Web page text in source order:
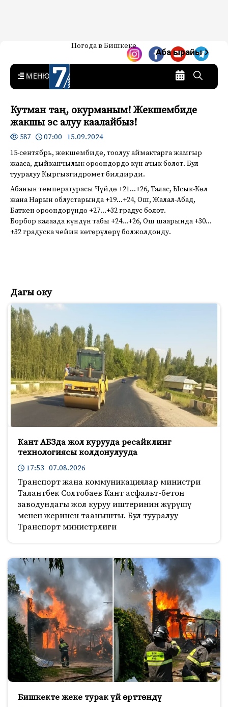
7-канал. Жаңылыктар —
Кыргызстан
Жаңылыктар — Кыргызстан
Погода в Бишкеке
Аба ырайы
MENU
Кутман таң, окурманым! Жекшембиде
жакшы эс алуу каалайбыз!
587 07:00 15.09.2024
15-сентябрь, жекшембиде, тоолуу аймактарга жамгыр
жааса, дыйканчылык өрөөндөрдө күн ачык болот. Бул
тууралуу Кыргызгидромет билдирди.
Абанын температурасы Чүйдө +21…+26, Талас, Ысык-Көл
жана Нарын облустарында +19…+24, Ош, Жалал-Абад,
Баткен өрөөндөрүндө +27…+32 градус болот.
Борбор калаада күндүн табы +24…+26, Ош шаарында +30…
+32 градуска чейин көтөрүлөрү болжолдонду.
Дагы оку
Кант АБЗда жол курууда ресайклинг
технологиясы колдонулууда
17:53 07.08.2026
Транспорт жана коммуникациялар министри
Талантбек Солтобаев Кант асфальт-бетон
заводундагы жол куруу иштеринин жүрүшү
менен жеринен таанышты. Бул тууралуу
Транспорт министрлиги
Бишкекте жеке турак үй өрттөндү